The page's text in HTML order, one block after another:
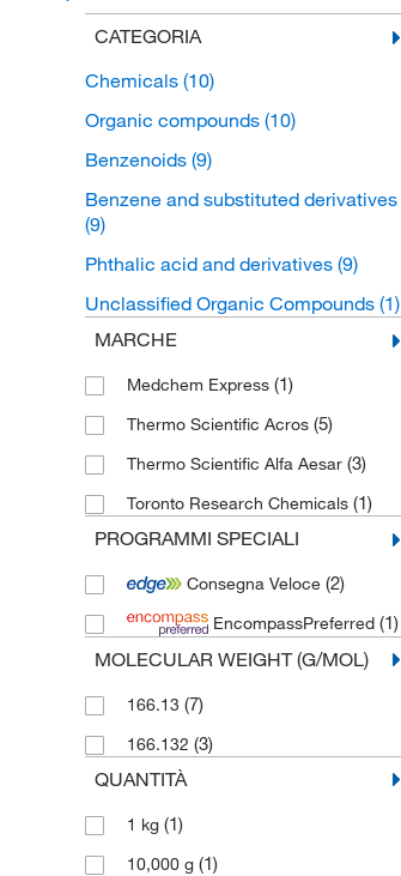
CATEGORIA
Chemicals (10)
Organic compounds (10)
Benzenoids (9)
Benzene and substituted derivatives
(9)
Phthalic acid and derivatives (9)
Unclassified Organic Compounds (1)
MARCHE
Medchem Express (1)
Thermo Scientific Acros (5)
Thermo Scientific Alfa Aesar (3)
Toronto Research Chemicals (1)
PROGRAMMI SPECIALI
Consegna Veloce (2)
EncompassPreferred (1)
MOLECULAR WEIGHT (G/MOL)
166.13 (7)
166.132 (3)
QUANTITÀ
1 kg (1)
10,000 g (1)